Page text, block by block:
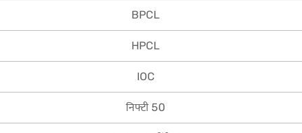
BPCL
HPCL
IOC
निफ्टी 50